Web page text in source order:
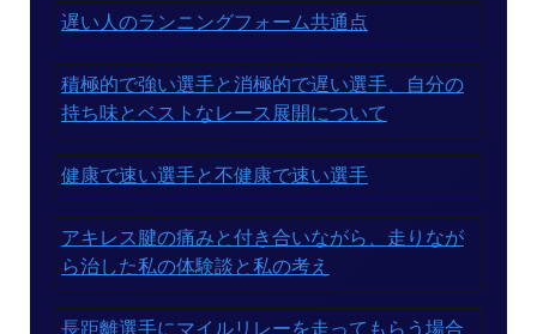
遅い人のランニングフォーム共通点
積極的で強い選手と消極的で遅い選手、自分の
持ち味とベストなレース展開について
健康で速い選手と不健康で速い選手
アキレス腱の痛みと付き合いながら、走りなが
ら治した私の体験談と私の考え